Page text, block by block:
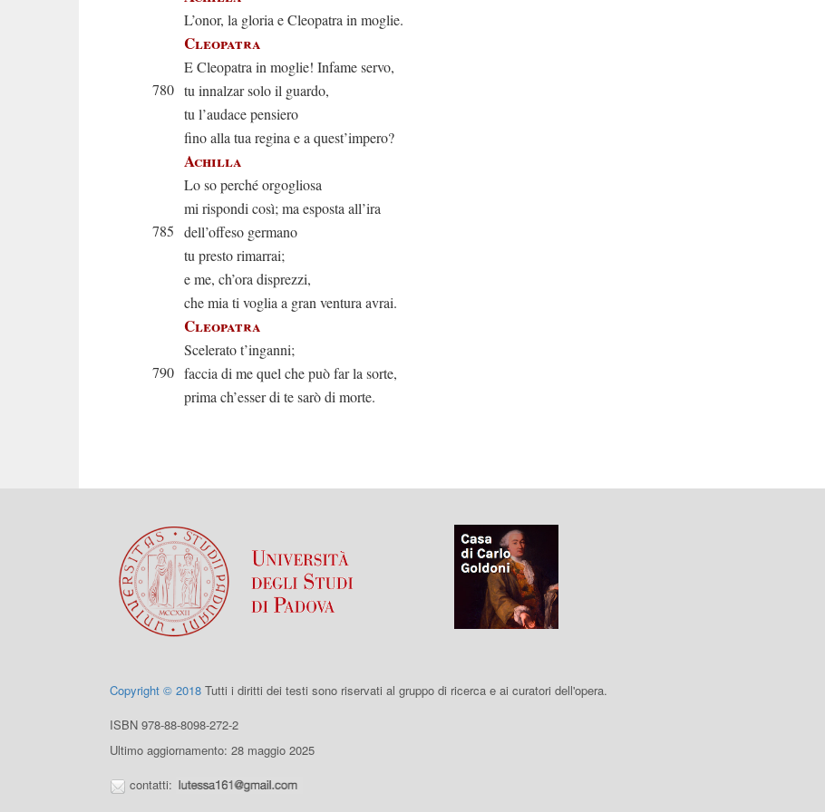
L’onor, la gloria e Cleopatra in moglie.
Cleopatra
E Cleopatra in moglie! Infame servo,
780 tu innalzar solo il guardo,
tu l’audace pensiero
fino alla tua regina e a quest’impero?
Achilla
Lo so perché orgogliosa
mi rispondi così; ma esposta all’ira
785 dell’offeso germano
tu presto rimarrai;
e me, ch’ora disprezzi,
che mia ti voglia a gran ventura avrai.
Cleopatra
Scelerato t’inganni;
790 faccia di me quel che può far la sorte,
prima ch’esser di te sarò di morte.
Copyright © 2018 Tutti i diritti dei testi sono riservati al gruppo di ricerca e ai curatori dell'opera.
ISBN 978-88-8098-272-2
Ultimo aggiornamento: 28 maggio 2025
contatti: